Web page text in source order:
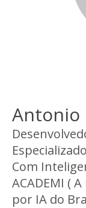
Antonio
Com
ACADEMI (
por IA do